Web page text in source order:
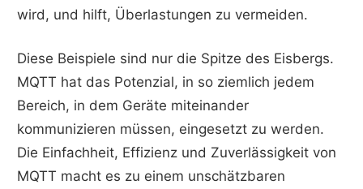
wird, und hilft, Überlastungen zu vermeiden.
Diese Beispiele sind nur die Spitze des Eisbergs.
MQTT hat das Potenzial, in so ziemlich jedem
Bereich, in dem Geräte miteinander
kommunizieren müssen, eingesetzt zu werden.
Die Einfachheit, Effizienz und Zuverlässigkeit von
MQTT macht es zu einem unschätzbaren